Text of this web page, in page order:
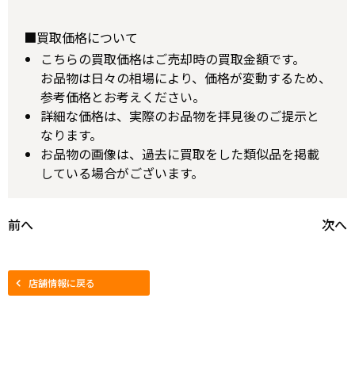
■買取価格について
こちらの買取価格はご売却時の買取金額です。
お品物は日々の相場により、価格が変動するため、
参考価格とお考えください。
詳細な価格は、実際のお品物を拝見後のご提示と
なります。
お品物の画像は、過去に買取をした類似品を掲載
している場合がございます。
前へ 次へ
店舗情報に戻る